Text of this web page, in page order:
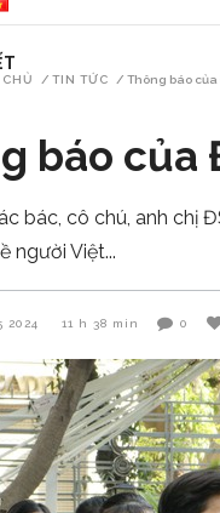
CHỦ / TIN TỨC / Thông báo
báo của
bác, cô chú, anh chị
người Việt
2024 11 h 38 min 0